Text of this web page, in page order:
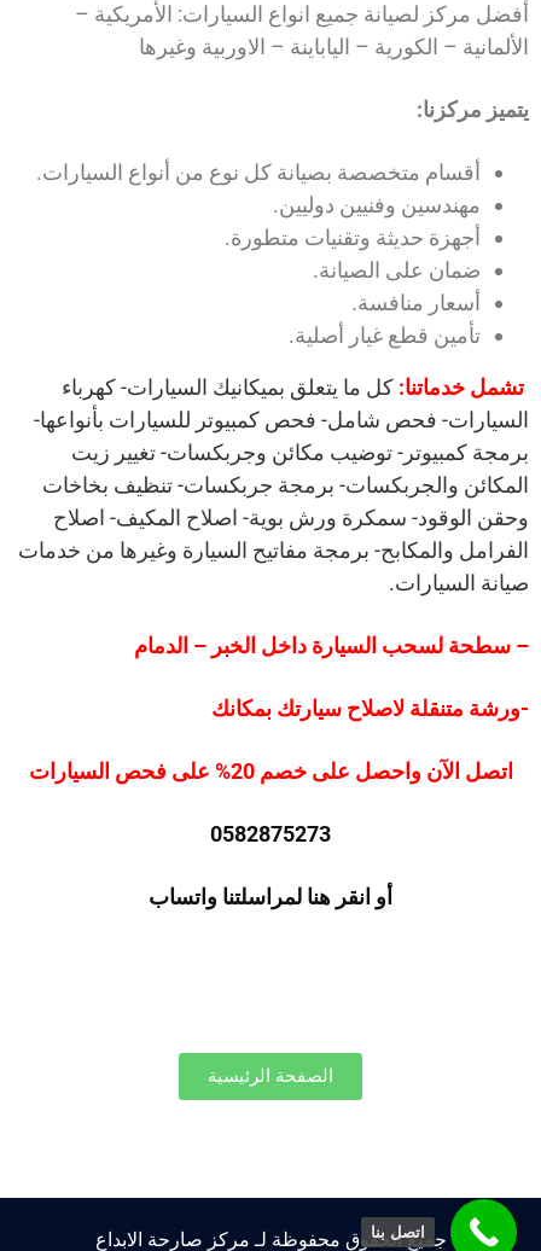
أفضل مركز لصيانة جميع انواع السيارات: الأمريكية –
الألمانية – الكورية – الياباينة – الاوربية وغيرها
يتميز مركزنا:
أقسام متخصصة بصيانة كل نوع من أنواع السيارات.
مهندسين وفنيين دوليين.
أجهزة حديثة وتقنيات متطورة.
ضمان على الصيانة.
أسعار منافسة.
تأمين قطع غيار أصلية.
تشمل خدماتنا: كل ما يتعلق بميكانيك السيارات- كهرباء
السيارات- فحص شامل- فحص كمبيوتر للسيارات بأنواعها-
برمجة كمبيوتر- توضيب مكائن وجربكسات- تغيير زيت
المكائن والجربكسات- برمجة جربكسات- تنظيف بخاخات
وحقن الوقود- سمكرة ورش بوية- اصلاح المكيف- اصلاح
الفرامل والمكابح- برمجة مفاتيح السيارة وغيرها من خدمات
صيانة السيارات.
– سطحة لسحب السيارة داخل الخبر – الدمام
-ورشة متنقلة لاصلاح سيارتك بمكانك
اتصل الآن واحصل على خصم 20% على فحص السيارات
0582875273
أو انقر هنا لمراسلتنا واتساب
الصفحة الرئيسية
جميع الحقوق محفوظة لـ مركز صارحة الابداع
اتصل بنا